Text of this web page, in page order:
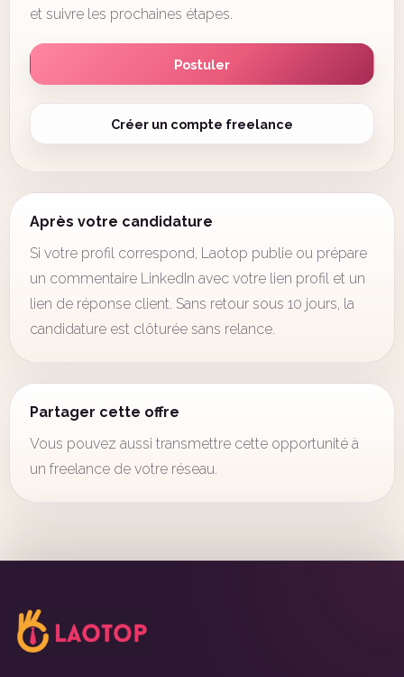
et suivre les prochaines étapes.
Postuler
Créer un compte freelance
Après votre candidature
Si votre profil correspond, Laotop publie ou prépare
un commentaire LinkedIn avec votre lien profil et un
lien de réponse client. Sans retour sous 10 jours, la
candidature est clôturée sans relance.
Partager cette offre
Vous pouvez aussi transmettre cette opportunité à
un freelance de votre réseau.